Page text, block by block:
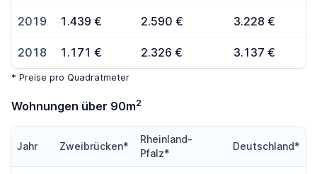
2019 1.439 € 2.590 € 3.228 €
2018 1.171 € 2.326 € 3.137 €
* Preise pro Quadratmeter
Wohnungen über 90m2
Jahr Zweibrücken*
Rheinland-
Pfalz*
Deutschland*